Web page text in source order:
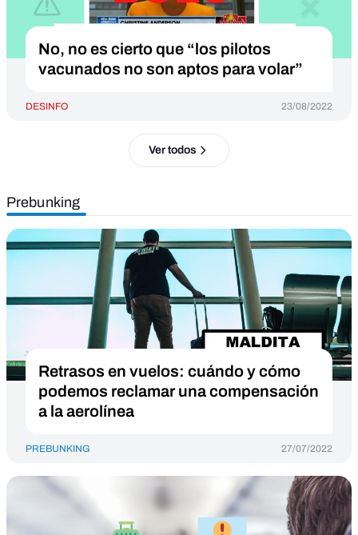
No, no es cierto que “los pilotos
vacunados no son aptos para volar”
DESINFO 23/08/2022
Ver todos
Prebunking
Retrasos en vuelos: cuándo y cómo
podemos reclamar una compensación
a la aerolínea
PREBUNKING 27/07/2022